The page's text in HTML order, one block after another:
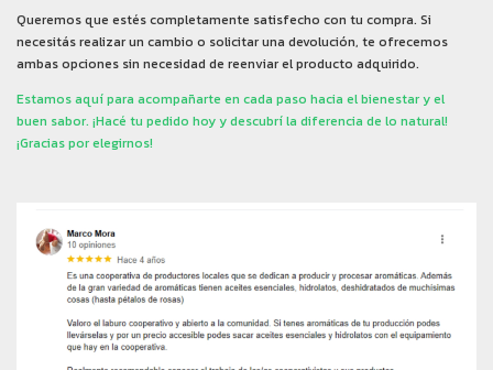
Queremos que estés completamente satisfecho con tu compra. Si
necesitás realizar un cambio o solicitar una devolución, te ofrecemos
ambas opciones sin necesidad de reenviar el producto adquirido.
Estamos aquí para acompañarte en cada paso hacia el bienestar y el
buen sabor. ¡Hacé tu pedido hoy y descubrí la diferencia de lo natural!
¡Gracias por elegirnos!